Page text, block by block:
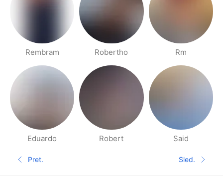
Rembram Robertho Rm
Eduardo Robert Said
Stranice Ljudi u blizini
Prethodna stranica
Pret.
Sledeća
Sled.